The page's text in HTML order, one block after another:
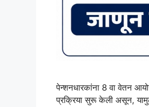
पेन्शनधारकांना 8 वा वेतन
प्रक्रिया सुरू केली असून,